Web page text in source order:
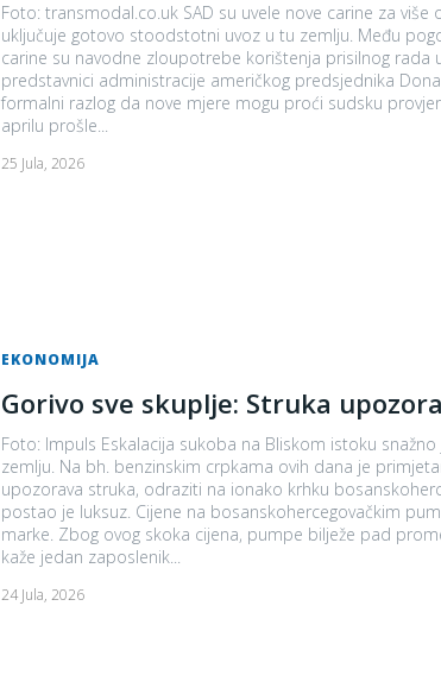
Foto: transmodal.co.uk SAD su uvele nove carine za
uključuje gotovo stoodstotni uvoz u tu zemlju. Među pogođenima su Evropska unija, Velika Britanija i Kina, a kao povod za nove
carine su navodne zloupotrebe korištenja prisilnog
predstavnici administracije američkog predsjednika
formalni razlog da nove mjere mogu proći sudsku
aprilu prošle...
25 Jula, 2026
EKONOMIJA
Gorivo sve skuplje: Struka
Foto: Impuls Eskalacija sukoba na Bliskom istoku
zemlju. Na bh. benzinskim crpkama ovih dana je
upozorava struka, odraziti na ionako krhku
postao je luksuz. Cijene na bosanskohercegovačkim
marke. Zbog ovog skoka cijena, pumpe bilježe pad prometa, javlja Federalna.ba. "Promet
kaže jedan zaposlenik...
24 Jula, 2026